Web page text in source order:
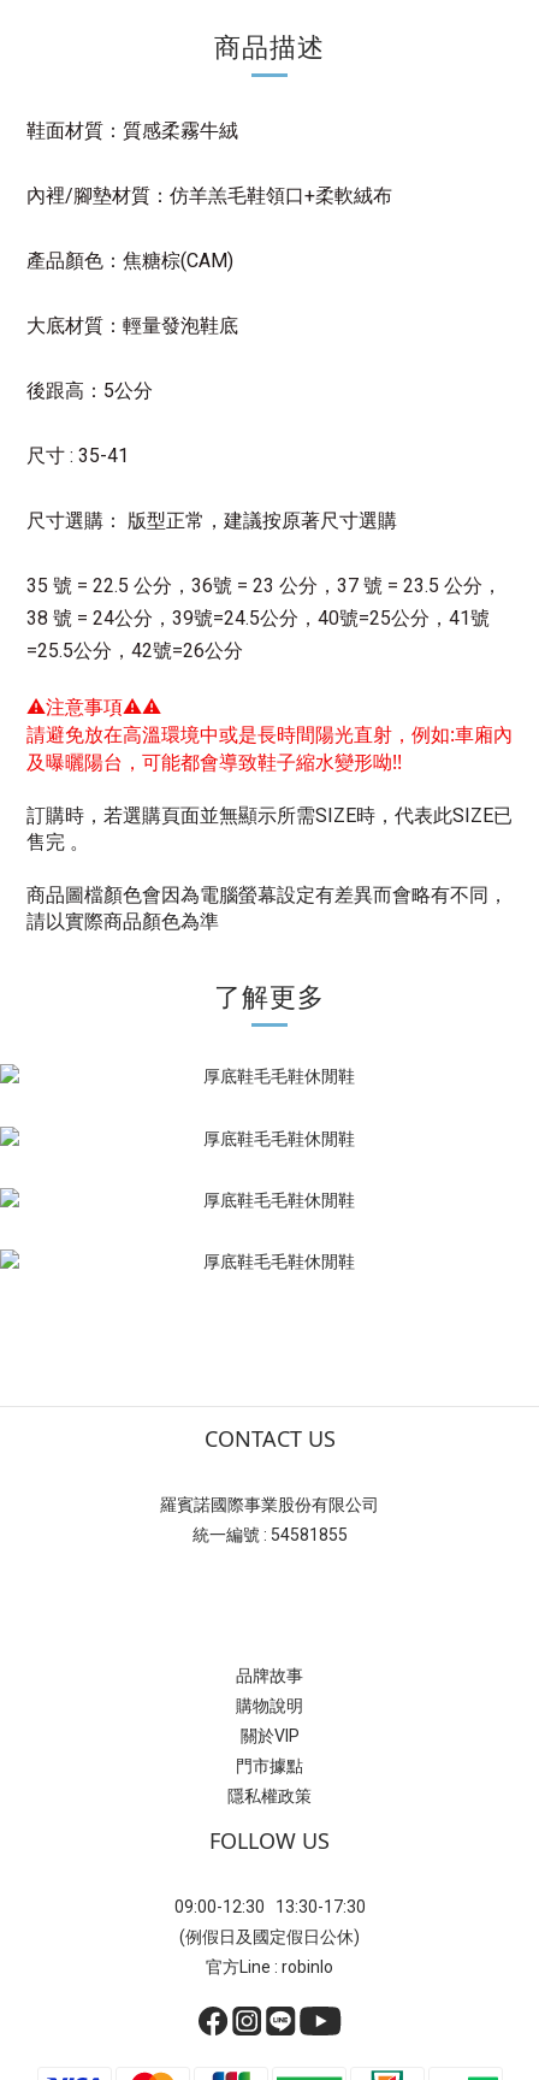
商品描述
鞋面材質： 質感柔霧牛絨
內裡/腳墊材質：仿羊羔毛鞋領口+柔軟絨布
產品顏色： 焦糖棕(CAM)
大底材質：輕量發泡鞋底
後跟高： 5公分
尺寸 : 35-41
尺寸選購： 版型正常，建議按原著尺寸選購
35 號 = 22.5 公分，36號 = 23 公分，37 號 = 23.5 公分，
38 號 = 24公分，39號=24.5公分，40號=25公分，41號
=25.5公分，42號=26公分
⚠注意事項⚠⚠
請避免放在高溫環境中或是長時間陽光直射，例如:車廂內
及曝曬陽台，可能都會導致鞋子縮水變形呦!!
訂購時，若選購頁面並無顯示所需SIZE時，代表此SIZE已
售完 。
商品圖檔顏色會因為電腦螢幕設定有差異而會略有不同，
請以實際商品顏色為準
了解更多
CONTACT US
羅賓諾國際事業股份有限公司
統一編號 : 54581855
品牌故事
購物說明
關於VIP
門市據點
隱私權政策
FOLLOW US
09:00-12:30 13:30-17:30
(例假日及國定假日公休)
官方Line : robinlo